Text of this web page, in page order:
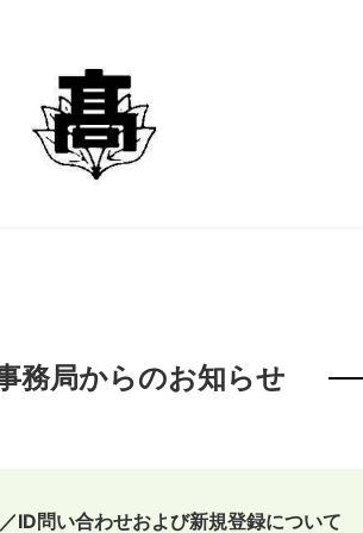
務局からのお知らせ
ID問い合わせおよび新規登録について